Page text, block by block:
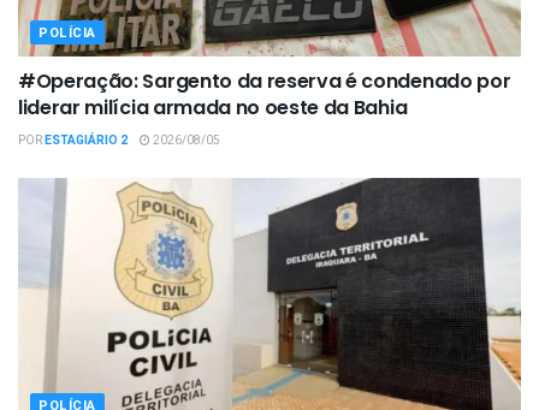
POLÍCIA
#Operação: Sargento da reserva é condenado por
liderar milícia armada no oeste da Bahia
PORESTAGIÁRIO 2 2026/08/05
POLÍCIA